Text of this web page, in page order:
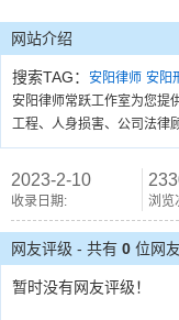
网站介绍
搜索TAG： 安阳律师 安阳
安阳律师常跃工作室为您提
工程、人身损害、公司法律
2023-2-10
收录日期: 浏览
网友评级 - 共有 0 位网
暂时没有网友评级！